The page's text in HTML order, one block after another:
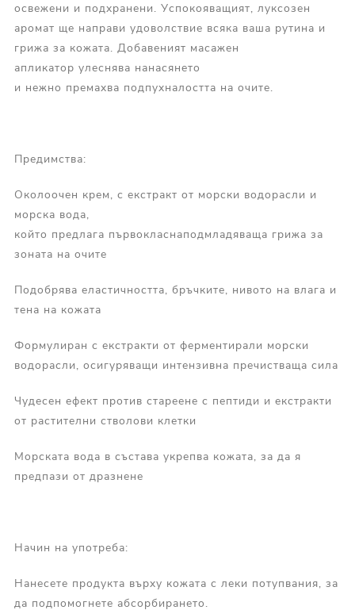
освежени и подхранени. Успокояващият, луксозен
аромат ще направи удоволствие всяка ваша рутина и
грижа за кожата. Добавеният масажен
апликатор улеснява нанасянето
и нежно премахва подпухналостта на очите.
Предимства:
Околоочен крем, с екстракт от морски водорасли и
морска вода,
който предлага първокласнаподмладяваща грижа за
зоната на очите
Подобрява еластичността, бръчките, нивото на влага и
тена на кожата
Формулиран с екстракти от ферментирали морски
водорасли, осигуряващи интензивна пречистваща сила
Чудесен ефект против стареене с пептиди и екстракти
от растителни стволови клетки
Морската вода в състава укрепва кожата, за да я
предпази от дразнене
Начин на употреба:
Нанесете продукта върху кожата с леки потупвания, за
да подпомогнете абсорбирането.